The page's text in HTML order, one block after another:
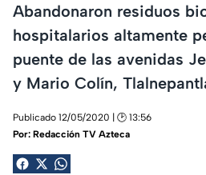
Abandonaron residuos
hospitalarios altamente
puente de las avenidas
y Mario Colín,
Publicado 12/05/2020 | 🕑 13:56
Por: Redacción TV Azteca